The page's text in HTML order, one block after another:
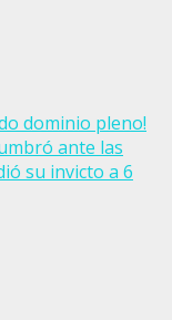
dominio pleno!
ante las
su invicto a 6